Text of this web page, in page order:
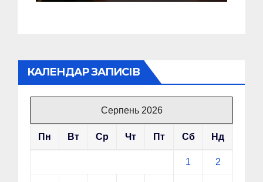
КАЛЕНДАР ЗАПИСІВ
Серпень 2026
Пн Вт Ср Чт Пт Сб Нд
1 2